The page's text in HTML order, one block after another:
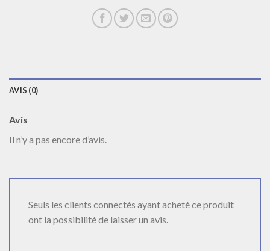
AVIS (0)
Avis
Il n’y a pas encore d’avis.
Seuls les clients connectés ayant acheté ce produit
ont la possibilité de laisser un avis.